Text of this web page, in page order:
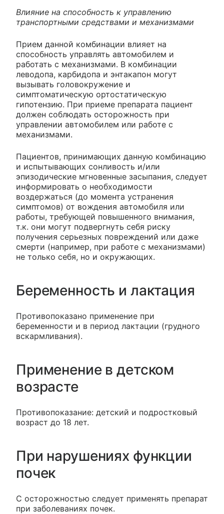
Влияние на способность к управлению
транспортными средствами и механизмами
Прием данной комбинации влияет на
способность управлять автомобилем и
работать с механизмами. В комбинации
леводопа, карбидопа и энтакапон могут
вызывать головокружение и
симптоматическую ортостатическую
гипотензию. При приеме препарата пациент
должен соблюдать осторожность при
управлении автомобилем или работе с
механизмами.
Пациентов, принимающих данную комбинацию
и испытывающих сонливость и/или
эпизодические мгновенные засыпания, следует
информировать о необходимости
воздержаться (до момента устранения
симптомов) от вождения автомобиля или
работы, требующей повышенного внимания,
т.к. они могут подвергнуть себя риску
получения серьезных повреждений или даже
смерти (например, при работе с механизмами)
не только себя, но и окружающих.
Беременность и лактация
Противопоказано применение при
беременности и в период лактации (грудного
вскармливания).
Применение в детском
возрасте
Противопоказание: детский и подростковый
возраст до 18 лет.
При нарушениях функции
почек
С осторожностью следует применять препарат
при заболеваниях почек.